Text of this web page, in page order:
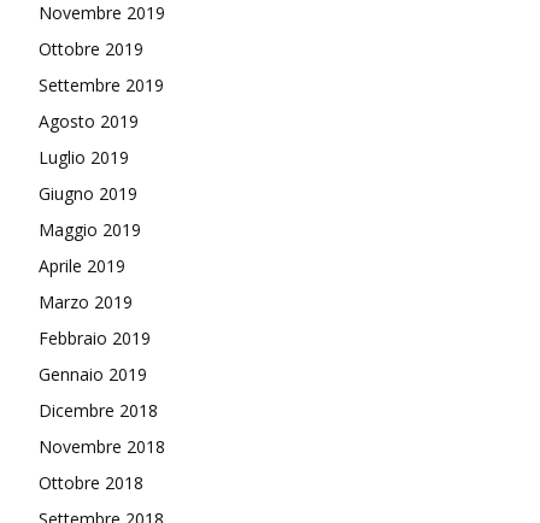
Novembre 2019
Ottobre 2019
Settembre 2019
Agosto 2019
Luglio 2019
Giugno 2019
Maggio 2019
Aprile 2019
Marzo 2019
Febbraio 2019
Gennaio 2019
Dicembre 2018
Novembre 2018
Ottobre 2018